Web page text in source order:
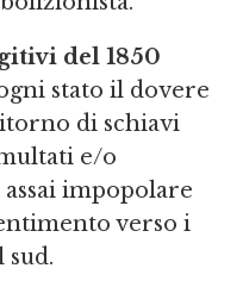
del 1850
stato il dovere
di schiavi
e/o
impopolare
verso i